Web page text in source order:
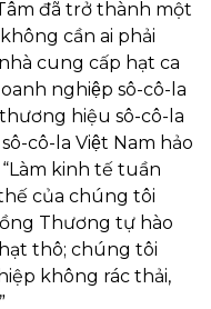
đã trở thành một
cần ai phải
cung cấp hạt ca
nghiệp sô-cô-la
hiệu sô-cô-la
cô-la Việt Nam hảo
kinh tế tuần
của chúng tôi
Thương tự hào
thô; chúng tôi
không rác thải,